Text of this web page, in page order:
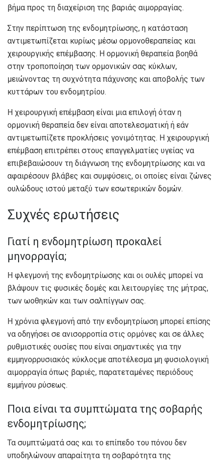
βήμα προς τη διαχείριση της βαριάς αιμορραγίας.
Στην περίπτωση της ενδομητρίωσης, η κατάσταση
αντιμετωπίζεται κυρίως μέσω ορμονοθεραπείας και
χειρουργικής επέμβασης. Η ορμονική θεραπεία βοηθά
στην τροποποίηση των ορμονικών σας κύκλων,
μειώνοντας τη συχνότητα πάχυνσης και αποβολής των
κυττάρων του ενδομητρίου.
Η χειρουργική επέμβαση είναι μια επιλογή όταν η
ορμονική θεραπεία δεν είναι αποτελεσματική ή εάν
αντιμετωπίζετε προκλήσεις γονιμότητας. Η χειρουργική
επέμβαση επιτρέπει στους επαγγελματίες υγείας να
επιβεβαιώσουν τη διάγνωση της ενδομητρίωσης και να
αφαιρέσουν βλάβες και συμφύσεις, οι οποίες είναι ζώνες
ουλώδους ιστού μεταξύ των εσωτερικών δομών.
Συχνές ερωτήσεις
Γιατί η ενδομητρίωση προκαλεί
μηνορραγία;
Η φλεγμονή της ενδομητρίωσης και οι ουλές μπορεί να
βλάψουν τις φυσικές δομές και λειτουργίες της μήτρας,
των ωοθηκών και των σαλπίγγων σας.
Η χρόνια φλεγμονή από την ενδομητρίωση μπορεί επίσης
να οδηγήσει σε ανισορροπία στις ορμόνες και σε άλλες
ρυθμιστικές ουσίες που είναι σημαντικές για την
εμμηνορρυσιακός κύκλοςμε αποτέλεσμα μη φυσιολογική
αιμορραγία όπως βαριές, παρατεταμένες περιόδους
εμμήνου ρύσεως.
Ποια είναι τα συμπτώματα της σοβαρής
ενδομητρίωσης;
Τα συμπτώματά σας και το επίπεδο του πόνου δεν
υποδηλώνουν απαραίτητα τη σοβαρότητα της